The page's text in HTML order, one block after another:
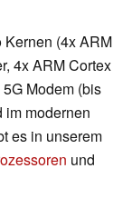
Kernen (4x ARM
4x ARM Cortex
Modem (bis
modernen
es in unserem
und